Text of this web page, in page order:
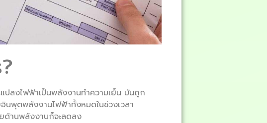
ปลงไฟฟ้าเป็นพลังงานทำความเย็น มันถูก
นพุตพลังงานไฟฟ้าทั้งหมดในช่วงเวลา
ยด้านพลังงานก็จะลดลง